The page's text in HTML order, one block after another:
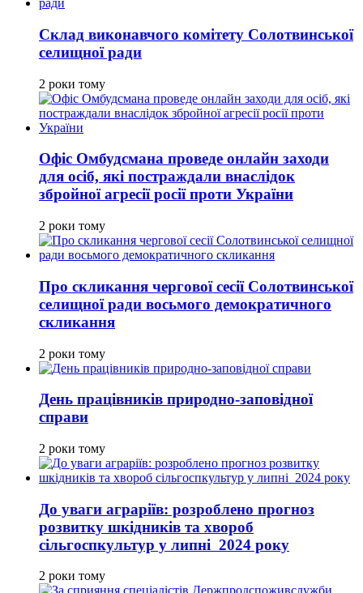
Склад виконавчого комітету Солотвинської
селищної ради
2 роки тому
Офіс Омбудсмана проведе онлайн заходи
для осіб, які постраждали внаслідок
збройної агресії росії проти України
2 роки тому
Про скликання чергової сесії Солотвинської
селищної ради восьмого демократичного
скликання
2 роки тому
День працівників природно-заповідної
справи
2 роки тому
До уваги аграріїв: розроблено прогноз
розвитку шкідників та хвороб
сільгоспкультур у липні 2024 року
2 роки тому